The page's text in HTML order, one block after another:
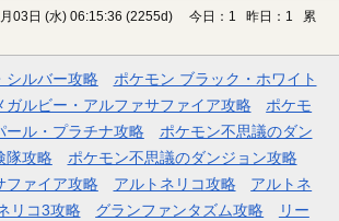
03日 (水) 06:15:36 (2255d)
今日：1 昨日：1 累
シルバー攻略
ポケモン ブラック・ホワイト
ガルビー・アルファサファイア攻略
ポケモ
ール・プラチナ攻略
ポケモン不思議のダン
隊攻略
ポケモン不思議のダンジョン攻略
ファイア攻略
アルトネリコ攻略
アルトネ
リコ3攻略 グランファンタズム攻略 リー